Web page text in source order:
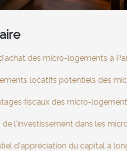
des micro-logements à
locatifs potentiels des
fiscaux des micro-
de l'investissement dans les
d'appréciation du capital à